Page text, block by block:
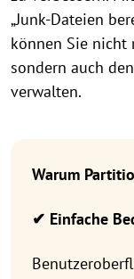
„Junk-Dateien
können Sie nicht
sondern auch
verwalten.
Warum
✔ Einfache